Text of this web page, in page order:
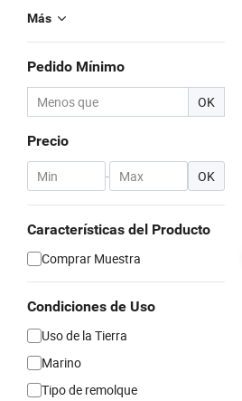
Más
Pedido Mínimo
OK
Precio
- OK
Características del Producto
Comprar Muestra
Condiciones de Uso
Uso de la Tierra
Marino
Tipo de remolque